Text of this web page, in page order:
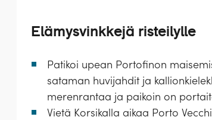
Elämysvinkkejä risteilylle
Patikoi upean Portofinon
sataman huvijahdit ja
merenrantaa ja paikoin on
Vietä Korsikalla aikaa Porto